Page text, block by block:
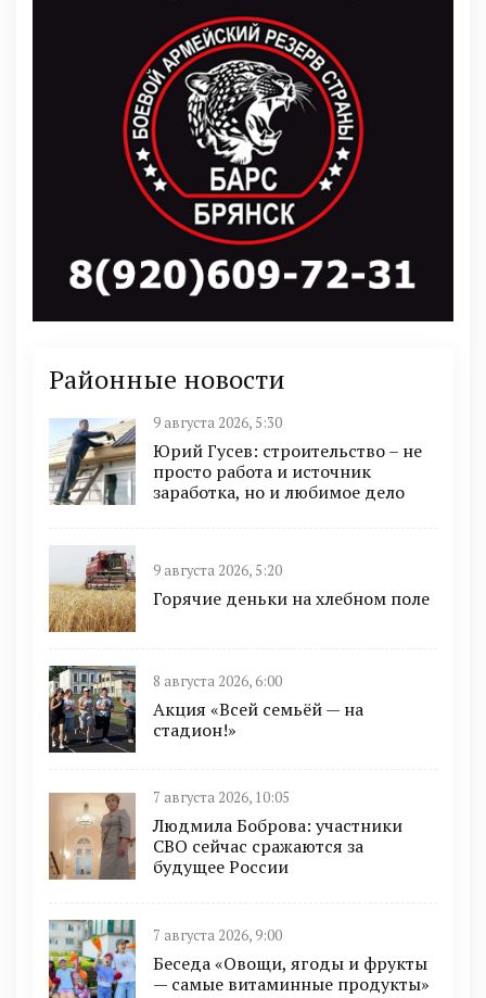
Районные новости
9 августа 2026, 5:30
Юрий Гусев: строительство – не
просто работа и источник
заработка, но и любимое дело
9 августа 2026, 5:20
Горячие деньки на хлебном поле
8 августа 2026, 6:00
Акция «Всей семьёй — на
стадион!»
7 августа 2026, 10:05
Людмила Боброва: участники
СВО сейчас сражаются за
будущее России
7 августа 2026, 9:00
Беседа «Овощи, ягоды и фрукты
— самые витаминные продукты»